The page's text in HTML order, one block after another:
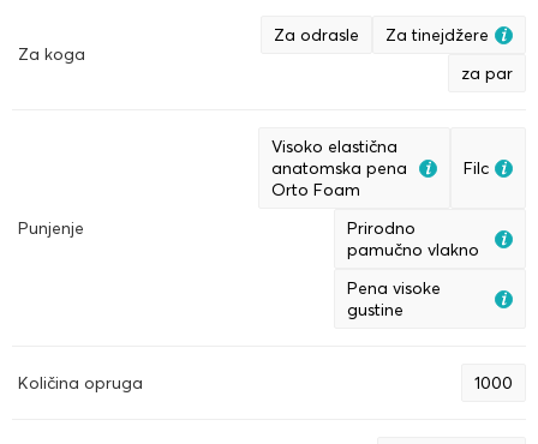
Za koga
Za odrasle
Za tinejdžere
za par
Punjenje
Visoko elastična
anatomska pena
Orto Foam
Filc
Prirodno
pamučno vlakno
Pena visoke
gustine
Količina opruga 1000